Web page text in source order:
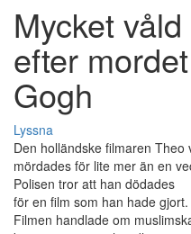
Mycket
efter
Gogh
Lyssna
Den holländske filmaren Theo
mördades för lite mer än en
Polisen tror att han dödades
för en film som han hade gjort.
Filmen handlade om